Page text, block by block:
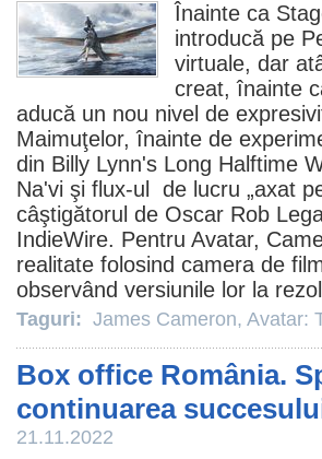
Înainte ca
introducă pe
virtuale, dar
creat, înainte
aducă un nou nivel de
Maimuţelor, înainte de
din Billy Lynn's Long Halftime
Na'vi şi flux-ul de lucru „axat
câştigătorul de Oscar Rob
IndieWire. Pentru Avatar,
realitate folosind camera de
observând versiunile lor la
Taguri: James Cameron, Avatar:
Box office România.
continuarea
21.11.2022